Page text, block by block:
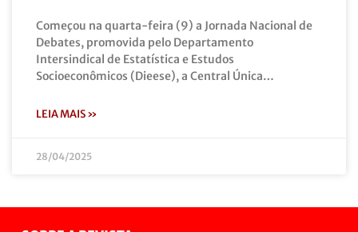
Começou na quarta-feira (9) a Jornada Nacional de
Debates, promovida pelo Departamento
Intersindical de Estatística e Estudos
Socioeconômicos (Dieese), a Central Única…
LEIA MAIS »
28/04/2025